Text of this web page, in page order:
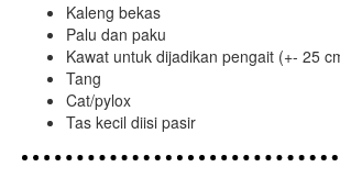
Kaleng bekas
Palu dan paku
Kawat untuk dijadikan pengait (+- 25
Tang
Cat/pylox
Tas kecil diisi pasir